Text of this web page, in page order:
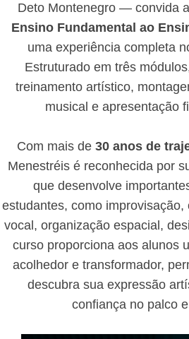
Deto Montenegro — convida
Ensino Fundamental ao
uma experiência completa
Estruturado em três
treinamento artístico,
musical e apresentação
Com mais de 30 anos de
Menestréis é reconhecida por
que desenvolve
estudantes, como
vocal, organização espacial,
curso proporciona aos alunos
acolhedor e transformador,
descubra sua expressão
confiança no palco